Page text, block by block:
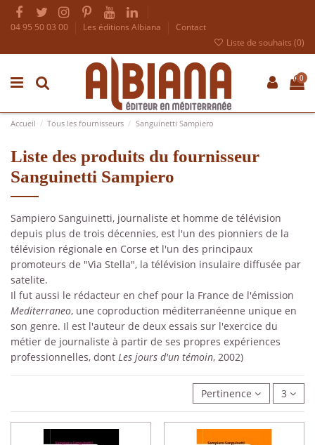
04 95 50 03 00 Les éditions Albiana
Contact
Liste de souhaits (0)
0
Accueil Tous les fournisseurs Sanguinetti Sampiero
Liste des produits du fournisseur
Sanguinetti Sampiero
Sampiero Sanguinetti, journaliste et homme de télévision
depuis plus de trois décennies, est l'un des pionniers de la
télévision régionale en Corse et l'un des principaux
promoteurs de "Via Stella", la télévision insulaire diffusée par
satelite.
Il fut aussi le rédacteur en chef pour la France de l'émission
Mediterraneo, une coproduction méditerranéenne unique en
son genre. Il est l'auteur de deux essais sur l'exercice du
métier de journaliste à partir de ses propres expériences
professionnelles, dont Les jours d'un témoin, 2002)
Pertinence 3